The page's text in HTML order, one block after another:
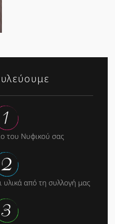
του Νυφικού σας
υλικά από τη συλλογή μας